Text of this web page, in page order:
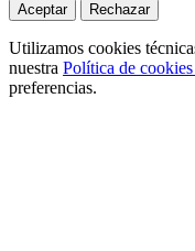
Aceptar
Rechazar
Utilizamos cookies
nuestra Política de cookies
preferencias.